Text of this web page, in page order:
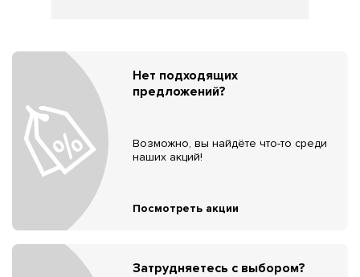
Нет подходящих
предложений?
Возможно, вы найдёте что-то среди
наших акций!
Посмотреть акции
Затрудняетесь с выбором?